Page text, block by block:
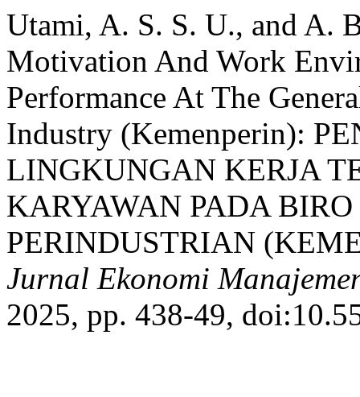
Utami, A. S. S. U., and A.
Motivation And Work
Performance At The
Industry (Kemenperin):
LINGKUNGAN KERJA
KARYAWAN PADA
PERINDUSTRIAN
Jurnal Ekonomi
2025, pp. 438-49,